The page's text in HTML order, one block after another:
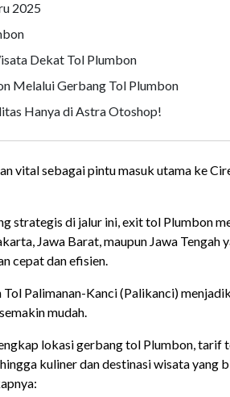
2025
Dekat Tol Plumbon
Melalui Gerbang Tol Plumbon
Hanya di Astra Otoshop!
vital sebagai pintu masuk utama ke
strategis di jalur ini, exit tol Plumbon
Jawa Barat, maupun Jawa Tengah
cepat dan efisien.
Palimanan-Kanci (Palikanci)
mudah.
lokasi gerbang tol Plumbon, tarif
kuliner dan destinasi wisata yang